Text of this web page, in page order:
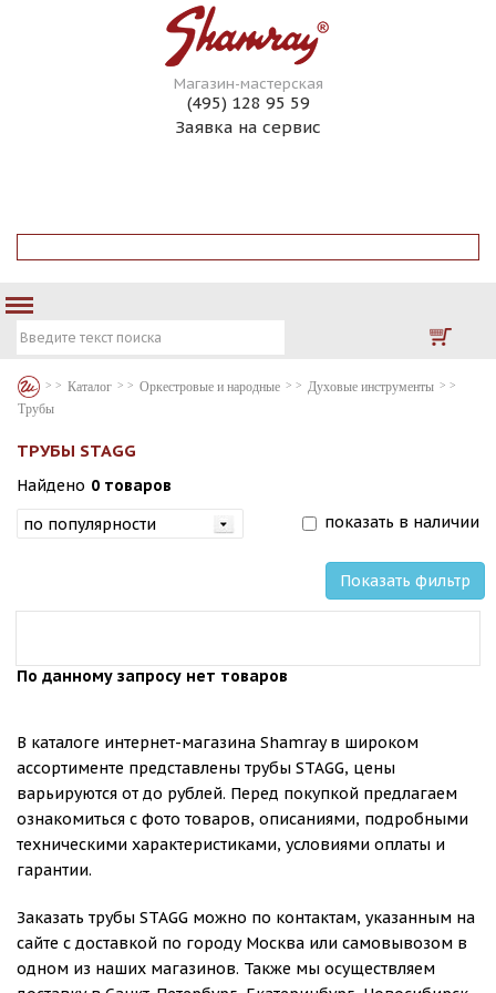
Магазин-мастерская
(495) 128 95 59
Заявка на сервис
Каталог Оркестровые и народные
Духовые инструменты
Трубы
ТРУБЫ STAGG
Найдено 0 товаров
показать в наличии
Показать фильтр
По данному запросу нет товаров
В каталоге интернет-магазина Shamray в широком
ассортименте представлены трубы STAGG, цены
варьируются от до рублей. Перед покупкой предлагаем
ознакомиться с фото товаров, описаниями, подробными
техническими характеристиками, условиями оплаты и
гарантии.
Заказать трубы STAGG можно по контактам, указанным на
сайте с доставкой по городу Москва или самовывозом в
одном из наших магазинов. Также мы осуществляем